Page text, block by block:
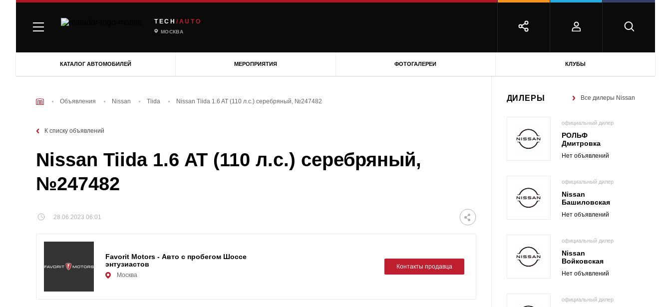
TECH /AUTO
МОСКВА
КАТАЛОГ АВТОМОБИЛЕЙ МЕРОПРИЯТИЯ ФОТОГАЛЕРЕИ КЛУБЫ
Объявления Nissan Tiida Nissan Tiida 1.6 AT (110 л.с.) серебряный, №247482
К списку объявлений
Nissan Tiida 1.6 AT (110 л.с.) серебряный,
№247482
28.06.2023 06:01
Favorit Motors - Авто с пробегом Шоссе
энтузиастов
Москва
Контакты продавца
ДИЛЕРЫ Все дилеры Nissan
официальный дилер
РОЛЬФ
Дмитровка
Нет объявлений
официальный дилер
Nissan
Башиловская
Нет объявлений
официальный дилер
Nissan
Войковская
Нет объявлений
официальный дилер